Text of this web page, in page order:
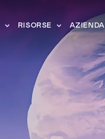
RISORSE AZIENDA